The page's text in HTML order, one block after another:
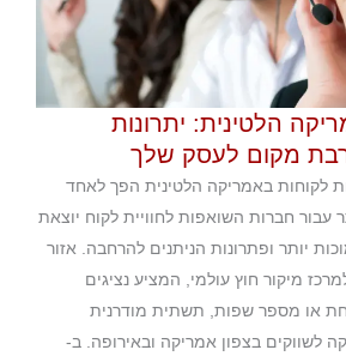
הלטינית: יתרונות
מקום לעסק שלך
לקוחות באמריקה הלטינית הפך לאחד
עבור חברות השואפות לחוויית לקוח יוצאת
יותר ופתרונות הניתנים להרחבה. אזור
מיקור חוץ עולמי, המציע נציגים
או מספר שפות, תשתית מודרנית
לשווקים בצפון אמריקה ובאירופה. ב-